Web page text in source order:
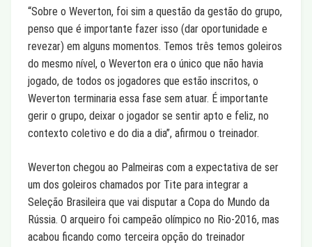
“Sobre o Weverton, foi sim a questão da gestão do grupo,
penso que é importante fazer isso (dar oportunidade e
revezar) em alguns momentos. Temos três temos goleiros
do mesmo nível, o Weverton era o único que não havia
jogado, de todos os jogadores que estão inscritos, o
Weverton terminaria essa fase sem atuar. É importante
gerir o grupo, deixar o jogador se sentir apto e feliz, no
contexto coletivo e do dia a dia”, afirmou o treinador.
Weverton chegou ao Palmeiras com a expectativa de ser
um dos goleiros chamados por Tite para integrar a
Seleção Brasileira que vai disputar a Copa do Mundo da
Rússia. O arqueiro foi campeão olímpico no Rio-2016, mas
acabou ficando como terceira opção do treinador